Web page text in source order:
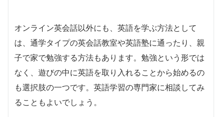
オンライン英会話以外にも、英語を学ぶ方法として
は、通学タイプの英会話教室や英語塾に通ったり、親
子で家で勉強する方法もあります。勉強という形では
なく、遊びの中に英語を取り入れることから始めるの
も選択肢の一つです。英語学習の専門家に相談してみ
ることもよいでしょう。